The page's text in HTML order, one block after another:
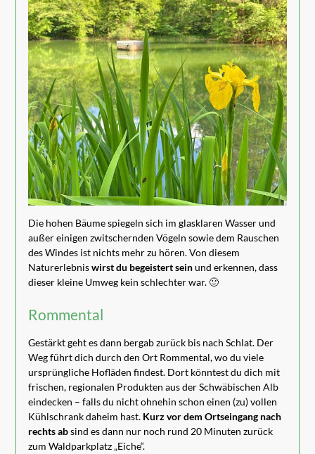
Die hohen Bäume spiegeln sich im glasklaren Wasser und
außer einigen zwitschernden Vögeln sowie dem Rauschen
des Windes ist nichts mehr zu hören. Von diesem
Naturerlebniswirst du begeistert seinund erkennen, dass
dieser kleine Umweg kein schlechter war. 🙂
Rommental
Gestärkt geht es dann bergab zurück bis nach Schlat. Der
Weg führt dich durch den Ort Rommental, wo du viele
ursprüngliche Hofläden findest. Dort könntest du dich mit
frischen, regionalen Produkten aus der Schwäbischen Alb
eindecken – falls du nicht ohnehin schon einen (zu) vollen
Kühlschrank daheim hast. Kurz vor dem Ortseingang nach
rechts absind es dann nur noch rund 20 Minuten zurück
zum Waldparkplatz „Eiche“.